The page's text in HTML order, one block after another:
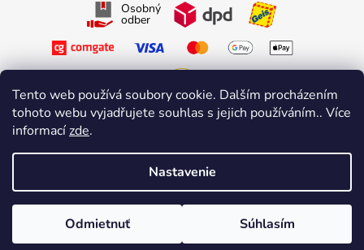
Tento web používá soubory cookie. Dalším procházením
tohoto webu vyjadřujete souhlas s jejich používáním.. Více
informacízde.
Nastavenie
Odmietnuť Súhlasím
Osobný
odber
Vytvoril Shoptet Premium&sniperdesign.cz
Growmarket.cz